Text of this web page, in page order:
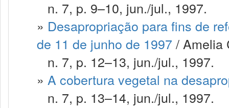
n. 7, p. 9–10, jun./jul., 1997.
» Desapropriação para fins de
de 11 de junho de 1997 / Amelia
n. 7, p. 12–13, jun./jul., 1997.
» A cobertura vegetal na
n. 7, p. 13–14, jun./jul., 1997.